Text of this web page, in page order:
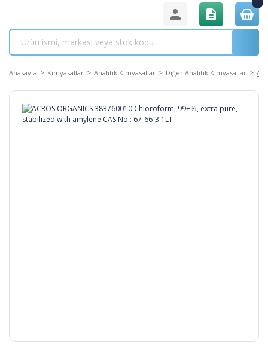
Anasayfa Kimyasallar Analitik Kimyasallar Diğer Analitik Kimyasallar